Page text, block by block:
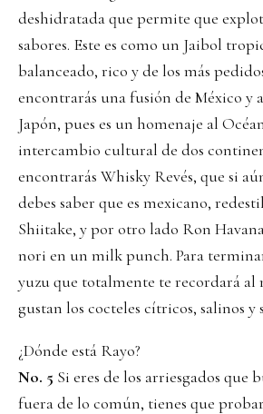
deshidratada que permite que
sabores. Este es como un Jaibol
balanceado, rico y de los más
encontrarás una fusión de México y
Japón, pues es un homenaje al
intercambio cultural de dos
encontrarás Whisky Revés, que si
debes saber que es mexicano,
Shiitake, y por otro lado Ron
nori en un milk punch. Para
yuzu que totalmente te recordará al
gustan los cocteles cítricos, salinos y
¿Dónde está Rayo?
No. 5 Si eres de los arriesgados que
fuera de lo común, tienes que